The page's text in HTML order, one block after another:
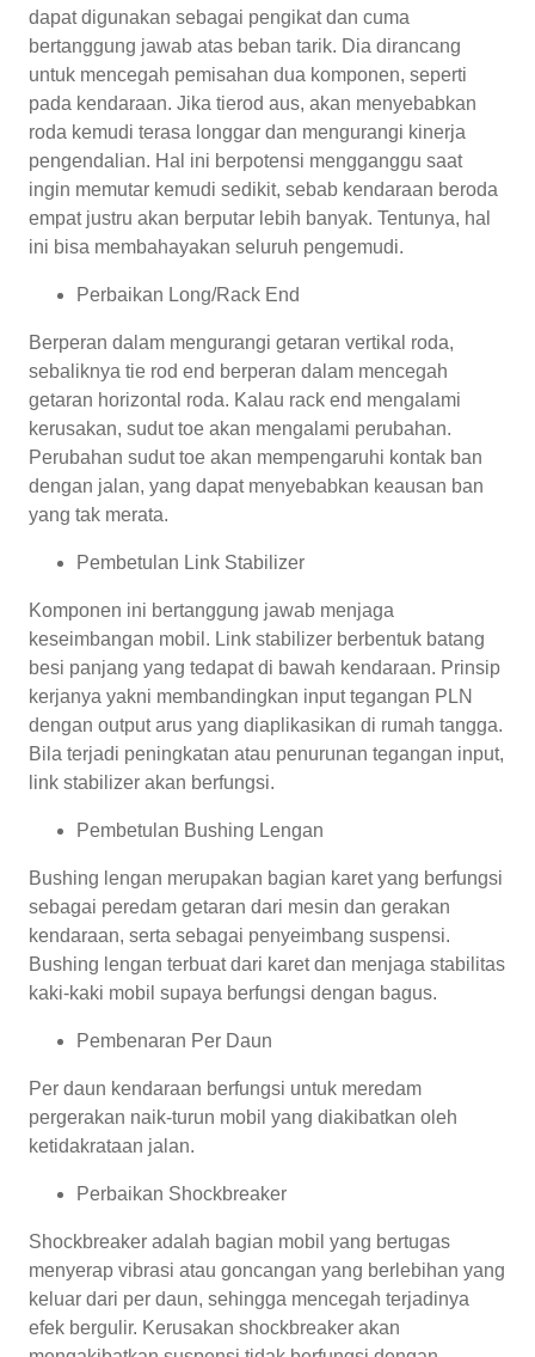
dapat digunakan sebagai pengikat dan cuma
bertanggung jawab atas beban tarik. Dia dirancang
untuk mencegah pemisahan dua komponen, seperti
pada kendaraan. Jika tierod aus, akan menyebabkan
roda kemudi terasa longgar dan mengurangi kinerja
pengendalian. Hal ini berpotensi mengganggu saat
ingin memutar kemudi sedikit, sebab kendaraan beroda
empat justru akan berputar lebih banyak. Tentunya, hal
ini bisa membahayakan seluruh pengemudi.
Perbaikan Long/Rack End
Berperan dalam mengurangi getaran vertikal roda,
sebaliknya tie rod end berperan dalam mencegah
getaran horizontal roda. Kalau rack end mengalami
kerusakan, sudut toe akan mengalami perubahan.
Perubahan sudut toe akan mempengaruhi kontak ban
dengan jalan, yang dapat menyebabkan keausan ban
yang tak merata.
Pembetulan Link Stabilizer
Komponen ini bertanggung jawab menjaga
keseimbangan mobil. Link stabilizer berbentuk batang
besi panjang yang tedapat di bawah kendaraan. Prinsip
kerjanya yakni membandingkan input tegangan PLN
dengan output arus yang diaplikasikan di rumah tangga.
Bila terjadi peningkatan atau penurunan tegangan input,
link stabilizer akan berfungsi.
Pembetulan Bushing Lengan
Bushing lengan merupakan bagian karet yang berfungsi
sebagai peredam getaran dari mesin dan gerakan
kendaraan, serta sebagai penyeimbang suspensi.
Bushing lengan terbuat dari karet dan menjaga stabilitas
kaki-kaki mobil supaya berfungsi dengan bagus.
Pembenaran Per Daun
Per daun kendaraan berfungsi untuk meredam
pergerakan naik-turun mobil yang diakibatkan oleh
ketidakrataan jalan.
Perbaikan Shockbreaker
Shockbreaker adalah bagian mobil yang bertugas
menyerap vibrasi atau goncangan yang berlebihan yang
keluar dari per daun, sehingga mencegah terjadinya
efek bergulir. Kerusakan shockbreaker akan